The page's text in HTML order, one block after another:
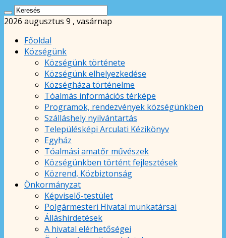
2026 augusztus 9 , vasárnap
Főoldal
Községünk
Községünk története
Községünk elhelyezkedése
Községháza történelme
Tóalmás információs térképe
Programok, rendezvények községünkben
Szálláshely nyilvántartás
Településképi Arculati Kézikönyv
Egyház
Tóalmási amatőr művészek
Községünkben történt fejlesztések
Közrend, Közbiztonság
Önkormányzat
Képviselő-testület
Polgármesteri Hivatal munkatársai
Álláshirdetések
A hivatal elérhetőségei